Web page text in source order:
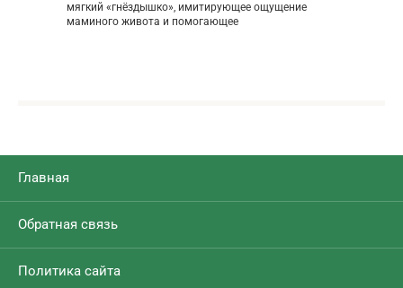
мягкий «гнёздышко», имитирующее ощущение
маминого живота и помогающее
Главная
Обратная связь
Политика сайта